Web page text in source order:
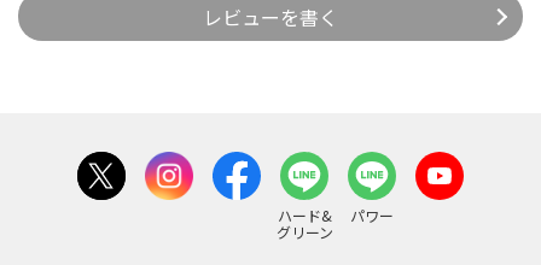
レビューを書く
ハード&
グリーン
パワー